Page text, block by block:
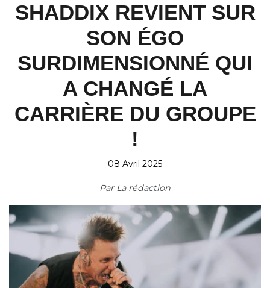
SHADDIX REVIENT SUR
SON ÉGO
SURDIMENSIONNÉ QUI
A CHANGÉ LA
CARRIÈRE DU GROUPE
!
08 Avril 2025
Par La rédaction